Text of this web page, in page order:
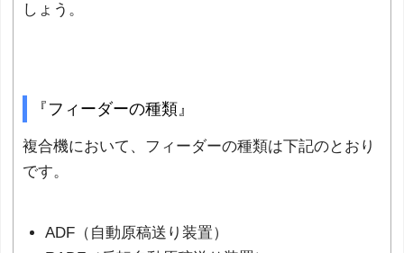
しょう。
『フィーダーの種類』
複合機において、フィーダーの種類は下記のとおり
です。
ADF（自動原稿送り装置）